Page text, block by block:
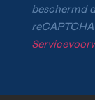
beschermd